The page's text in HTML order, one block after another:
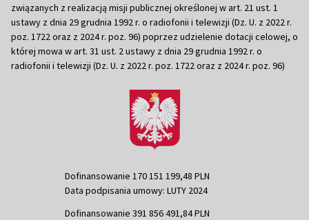
związanych z realizacją misji publicznej określonej w art. 21 ust. 1
ustawy z dnia 29 grudnia 1992 r. o radiofonii i telewizji (Dz. U. z 2022 r.
poz. 1722 oraz z 2024 r. poz. 96) poprzez udzielenie dotacji celowej, o
której mowa w art. 31 ust. 2 ustawy z dnia 29 grudnia 1992 r. o
radiofonii i telewizji (Dz. U. z 2022 r. poz. 1722 oraz z 2024 r. poz. 96)
Dofinansowanie 170 151 199,48 PLN
Data podpisania umowy: LUTY 2024
Dofinansowanie 391 856 491,84 PLN